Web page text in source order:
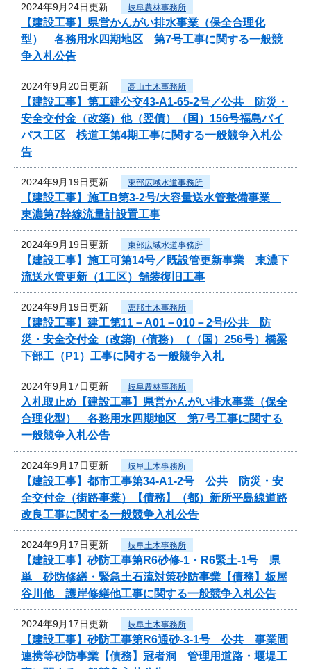
2024年9月24日更新 岐阜農林事務所
【建設工事】県営かんがい排水事業（保全合理化
型） 各務用水四期地区 第7号工事に関する一般競
争入札公告
2024年9月20日更新 高山土木事務所
【建設工事】第工建公交43-A1-65-2号／公共 防災・
安全交付金（改築）他（翌債）（国）156号福島バイ
パス工区 桟道工第4期工事に関する一般競争入札公
告
2024年9月19日更新 東部広域水道事務所
【建設工事】施工B第3-2号/大容量送水管整備事業
東濃第7幹線流量計設置工事
2024年9月19日更新 東部広域水道事務所
【建設工事】施工可第14号／既設管更新事業 東濃下
流送水管更新（1工区）舗装復旧工事
2024年9月19日更新 恵那土木事務所
【建設工事】建工第11－A01－010－2号/公共 防
災・安全交付金（改築)（債務）（（国）256号）橋梁
下部工（P1）工事に関する一般競争入札
2024年9月17日更新 岐阜農林事務所
入札取止め【建設工事】県営かんがい排水事業（保全
合理化型） 各務用水四期地区 第7号工事に関する
一般競争入札公告
2024年9月17日更新 岐阜土木事務所
【建設工事】都市工事第34-A1-2号 公共 防災・安
全交付金（街路事業）【債務】（都）新所平島線道路
改良工事に関する一般競争入札公告
2024年9月17日更新 岐阜土木事務所
【建設工事】砂防工事第R6砂修-1・R6緊土-1号 県
単 砂防修繕・緊急土石流対策砂防事業【債務】板屋
谷川他 護岸修繕他工事に関する一般競争入札公告
2024年9月17日更新 岐阜土木事務所
【建設工事】砂防工事第R6通砂-3-1号 公共 事業間
連携等砂防事業【債務】冠者洞 管理用道路・堰堤工